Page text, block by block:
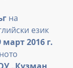
на
език
март 2016 г.